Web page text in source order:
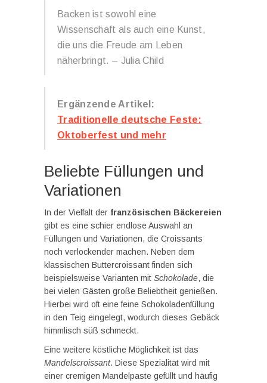
Backen ist sowohl eine
Wissenschaft als auch eine Kunst,
die uns die Freude am Leben
näherbringt. – Julia Child
Ergänzende Artikel:
Traditionelle deutsche Feste:
Oktoberfest und mehr
Beliebte Füllungen und
Variationen
In der Vielfalt der französischen Bäckereien
gibt es eine schier endlose Auswahl an
Füllungen und Variationen, die Croissants
noch verlockender machen. Neben dem
klassischen Buttercroissant finden sich
beispielsweise Varianten mit Schokolade, die
bei vielen Gästen große Beliebtheit genießen.
Hierbei wird oft eine feine Schokoladenfüllung
in den Teig eingelegt, wodurch dieses Gebäck
himmlisch süß schmeckt.
Eine weitere köstliche Möglichkeit ist das
Mandelscroissant. Diese Spezialität wird mit
einer cremigen Mandelpaste gefüllt und häufig